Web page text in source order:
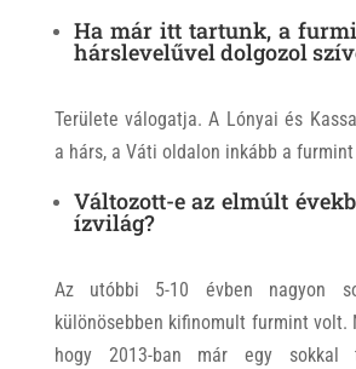
Ha már itt tartunk, a
hárslevelűvel dolgozol
Területe válogatja. A Lónyai és
a hárs, a Váti oldalon inkább a
Változott-e az elmúlt
ízvilág?
Az utóbbi 5-10 évben nagyon
különösebben kifinomult furmint volt.
hogy 2013-ban már egy sokkal